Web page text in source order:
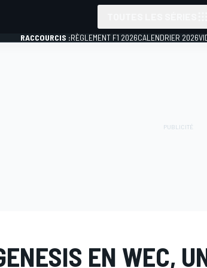
RACCOURCIS :RÈGLEMENT F1 2026CALENDRIER 2026
EN WEC,